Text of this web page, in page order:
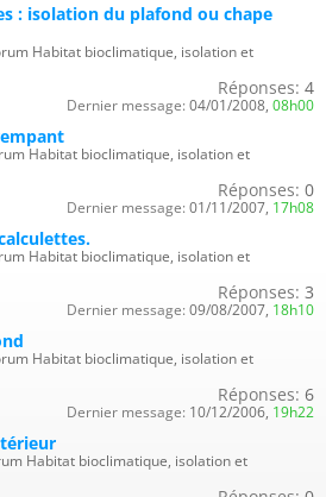
: isolation du plafond ou chape
Habitat bioclimatique, isolation et
Réponses: 4
Dernier message: 04/01/2008, 08h00
Habitat bioclimatique, isolation et
Réponses: 0
Dernier message: 01/11/2007, 17h08
Habitat bioclimatique, isolation et
Réponses: 3
Dernier message: 09/08/2007, 18h10
Habitat bioclimatique, isolation et
Réponses: 6
Dernier message: 10/12/2006, 19h22
Habitat bioclimatique, isolation et